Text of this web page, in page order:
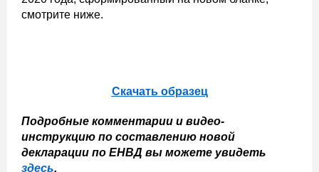
смотрите ниже.
Скачать образец
Подробные комментарии и видео-
инструкцию по составлению новой
декларации по ЕНВД вы можете увидеть
здесь.